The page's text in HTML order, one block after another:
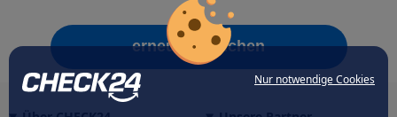
Nur notwendige Cookies
erneut versuchen